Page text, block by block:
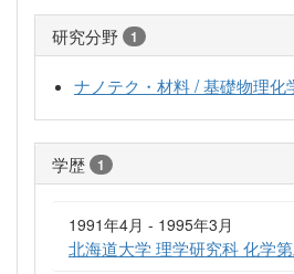
研究分野 1
ナノテク・材料 / 基礎物理化
学歴 1
1991年4月 - 1995年3月
北海道大学 理学研究科 化学